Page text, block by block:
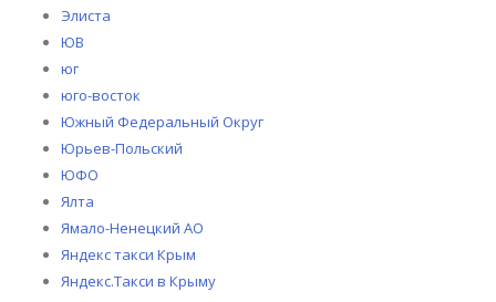
Элиста
ЮВ
юг
юго-восток
Южный Федеральный Округ
Юрьев-Польский
ЮФО
Ялта
Ямало-Ненецкий АО
Яндекс такси Крым
Яндекс.Такси в Крыму